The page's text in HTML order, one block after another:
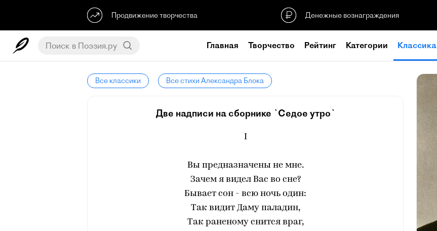
Продвижение творчества Денежные вознаграждения
Главная Творчество Рейтинг Категории Классика
Все классики Все стихи Александра Блока
Две надписи на сборнике `Седое утро`
I
Вы предназначены не мне.
Зачем я видел Вас во сне?
Бывает сон - всю ночь один:
Так видит Даму паладин,
Так раненому снится враг,